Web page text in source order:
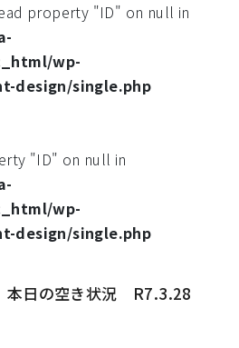
property "ID" on null in
wp-
design/single.php
"ID" on null in
wp-
design/single.php
本日の空き状況 R7.3.28